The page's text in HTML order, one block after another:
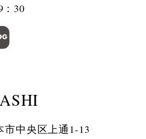
30
市中央区上通1-13